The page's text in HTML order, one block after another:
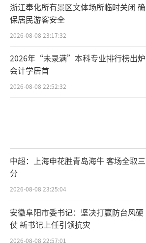
浙江奉化所有景区文体场所临时关闭 确
保居民游客安全
2026-08-08 23:17:32
2026年“未录满”本科专业排行榜出炉
会计学居首
2026-08-08 22:52:32
中超：上海申花胜青岛海牛 客场全取三
分
2026-08-08 23:25:04
安徽阜阳市委书记：坚决打赢防台风硬
仗 新书记上任引领抗灾
2026-08-08 22:57:01